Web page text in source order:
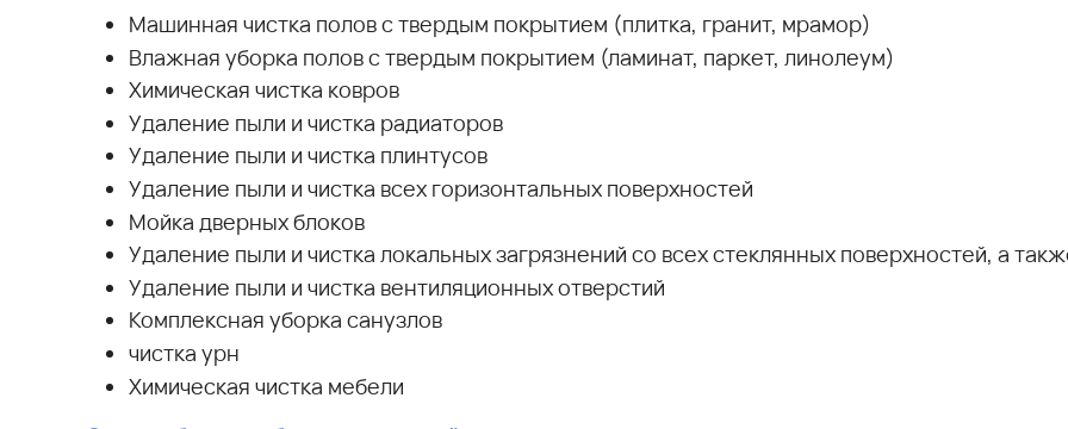
Машинная чистка полов c твердым покрытием (плитка, гранит, мрамор)
Влажная уборка полов с твердым покрытием (ламинат, паркет, линолеум)
Химическая чистка ковров
Удаление пыли и чистка радиаторов
Удаление пыли и чистка плинтусов
Удаление пыли и чистка всех горизонтальных поверхностей
Мойка дверных блоков
Удаление пыли и чистка локальных загрязнений со всех стеклянных поверхностей, а
Удаление пыли и чистка вентиляционных отверстий
Комплексная уборка санузлов
чистка урн
Химическая чистка мебели